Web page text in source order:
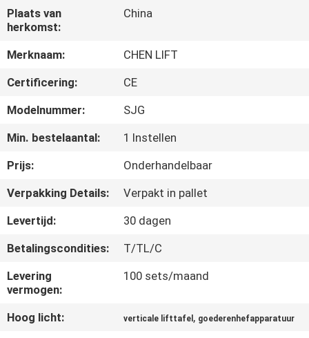
OVER
ONS
FABRIEKSTOCHT
NEEM
CONTACT
MET
ONS
Plaats van
herkomst:
China
Merknaam:
CHEN LIFT
Certificering:
CE
Modelnummer:
SJG
Min. bestelaantal:
1 Instellen
Prijs:
Onderhandelbaar
Verpakking Details:
Verpakt in pallet
Levertijd:
30 dagen
Betalingscondities:
T/TL/C
Levering
vermogen:
100 sets/maand
Hoog licht: verticale lifttafel , goederenhefapparatuur